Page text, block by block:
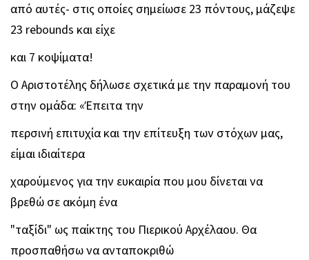
από αυτές- στις οποίες σημείωσε 23 πόντους, μάζεψε
23 rebounds και είχε
και 7 κοψίματα!
Ο Αριστοτέλης δήλωσε σχετικά με την παραμονή του
στην ομάδα: «Έπειτα την
περσινή επιτυχία και την επίτευξη των στόχων μας,
είμαι ιδιαίτερα
χαρούμενος για την ευκαιρία που μου δίνεται να
βρεθώ σε ακόμη ένα
"ταξίδι" ως παίκτης του Πιερικού Αρχέλαου. Θα
προσπαθήσω να ανταποκριθώ